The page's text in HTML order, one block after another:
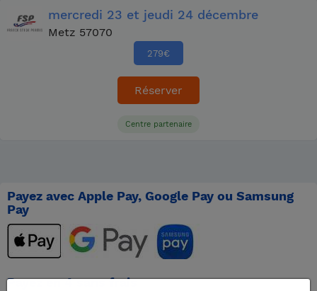
mercredi 23 et jeudi 24 décembre
Metz 57070
279€
Réserver
Centre partenaire
Payez avec Apple Pay, Google Pay ou Samsung
Pay
Payez en 4 sans frais